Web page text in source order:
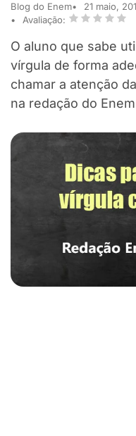
Blog do Enem 21 maio,
Avaliação:
O aluno que sabe
vírgula de forma
chamar a atenção
na redação do